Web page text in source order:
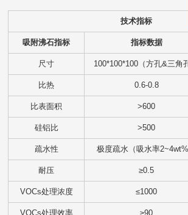
技术指标
吸附沸石指标 指标数据
尺寸 100*100*100（方孔&三角
比热 0.6-0.8
比表面积 >600
硅铝比 >500
疏水性 极度疏水（吸水率2~4wt%
耐压 ≥0.5
VOCs处理浓度 ≤1000
VOCs处理效率 ≥90